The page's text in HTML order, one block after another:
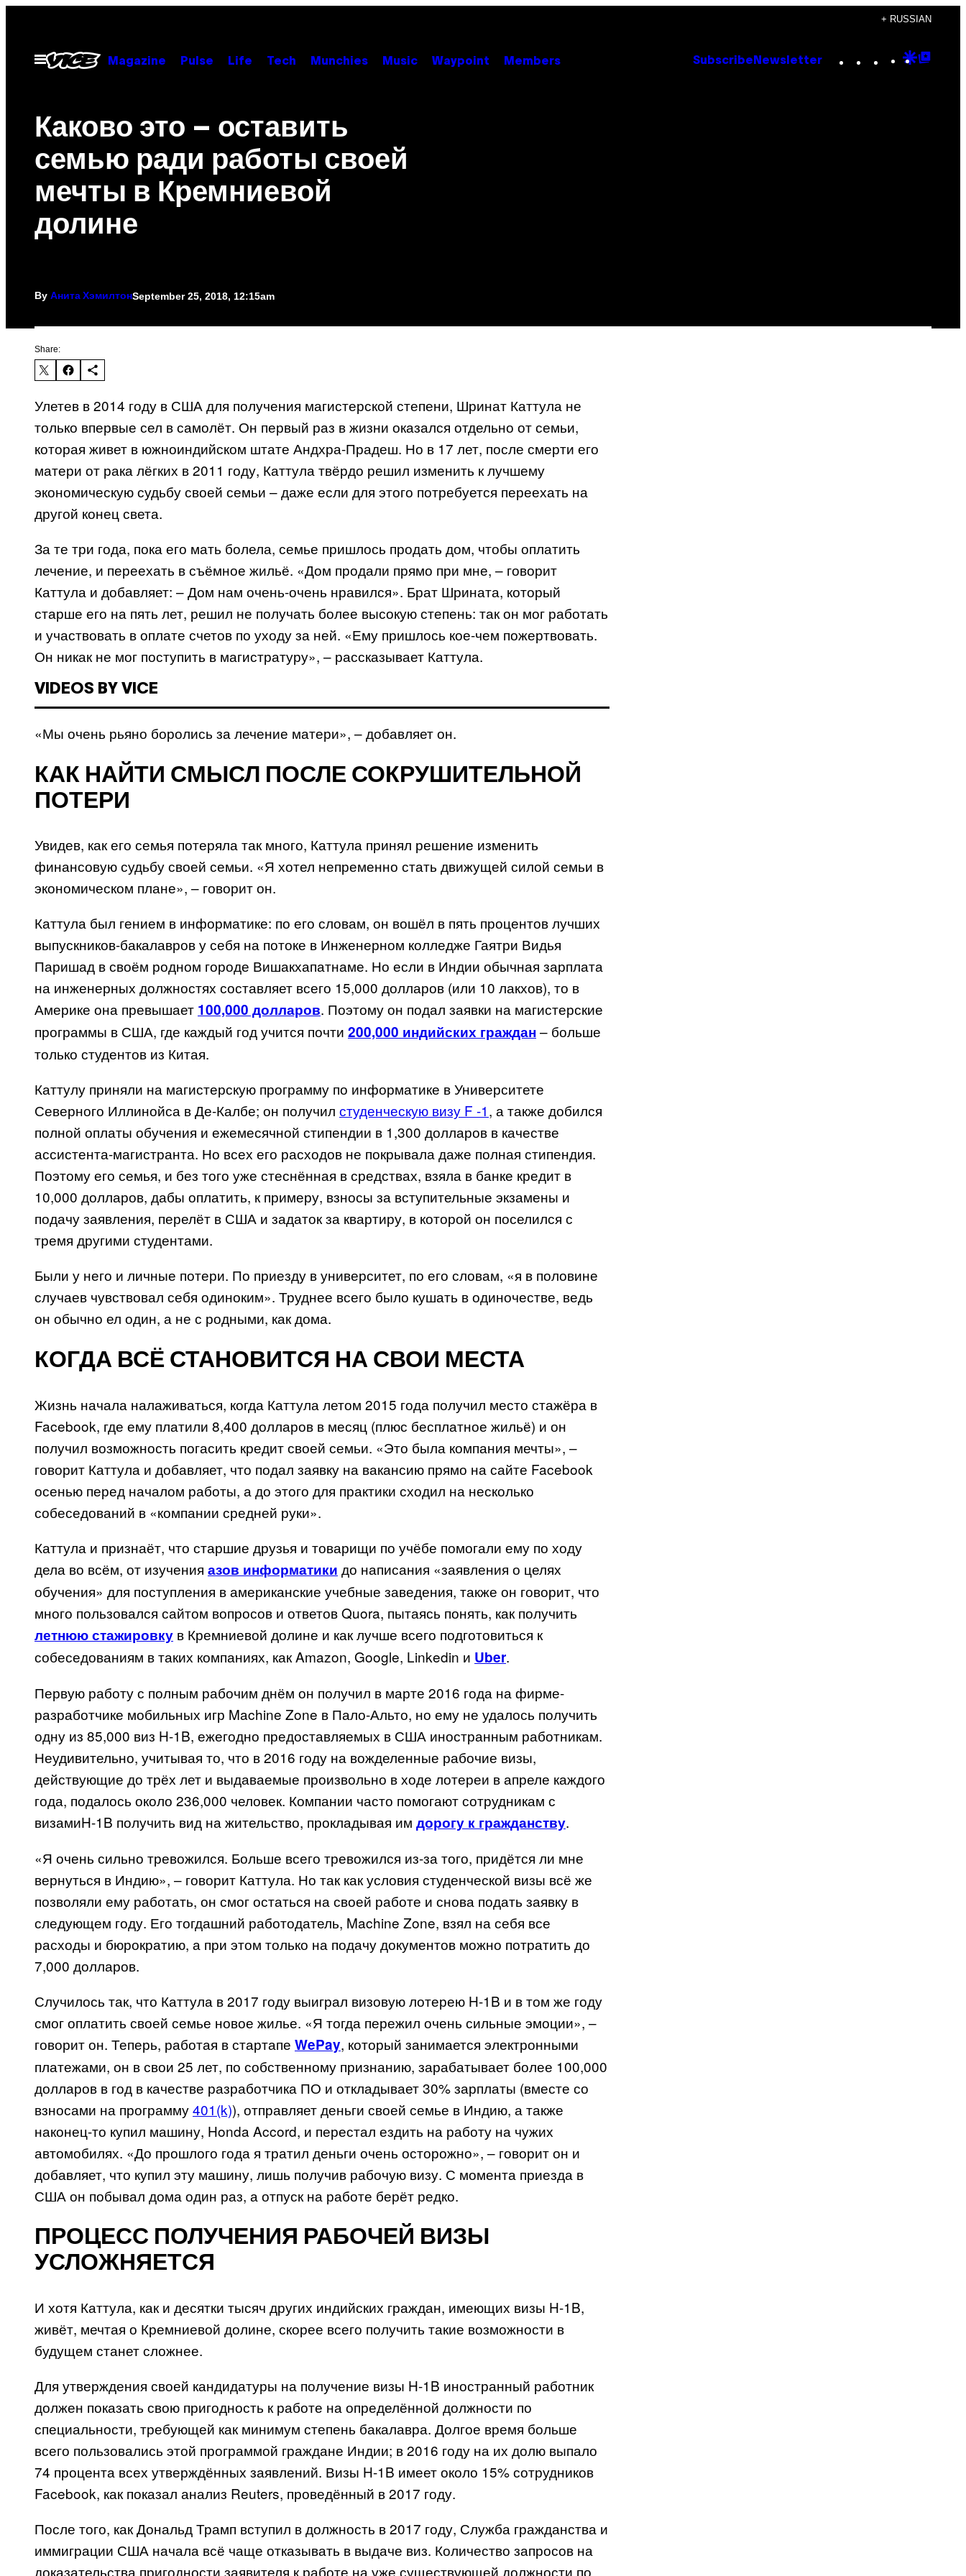
content
+ RUSSIAN
Open
Menu
Magazine Pulse Life Tech Munchies Music Waypoint Members Subscribe Newsletter Instagram
TikTok
YouTube
Google
Каково это – оставить
семью ради работы своей
мечты в Кремниевой
долине
By Анита ХэмилтонSeptember 25, 2018, 12:15am
Share:
Улетев в 2014 году в США для получения магистерской степени, Шринат Каттула не
только впервые сел в самолёт. Он первый раз в жизни оказался отдельно от семьи,
которая живет в южноиндийском штате Андхра-Прадеш. Но в 17 лет, после смерти его
матери от рака лёгких в 2011 году, Каттула твёрдо решил изменить к лучшему
экономическую судьбу своей семьи – даже если для этого потребуется переехать на
другой конец света.
За те три года, пока его мать болела, семье пришлось продать дом, чтобы оплатить
лечение, и переехать в съёмное жильё. «Дом продали прямо при мне, – говорит
Каттула и добавляет: – Дом нам очень-очень нравился». Брат Шрината, который
старше его на пять лет, решил не получать более высокую степень: так он мог работать
и участвовать в оплате счетов по уходу за ней. «Ему пришлось кое-чем пожертвовать.
Он никак не мог поступить в магистратуру», – рассказывает Каттула.
VIDEOS BY VICE
«Мы очень рьяно боролись за лечение матери», – добавляет он.
КАК НАЙТИ СМЫСЛ ПОСЛЕ СОКРУШИТЕЛЬНОЙ
ПОТЕРИ
Увидев, как его семья потеряла так много, Каттула принял решение изменить
финансовую судьбу своей семьи. «Я хотел непременно стать движущей силой семьи в
экономическом плане», – говорит он.
Каттула был гением в информатике: по его словам, он вошёл в пять процентов лучших
выпускников-бакалавров у себя на потоке в Инженерном колледже Гаятри Видья
Паришад в своём родном городе Вишакхапатнаме. Но если в Индии обычная зарплата
на инженерных должностях составляет всего 15,000 долларов (или 10 лакхов), то в
Америке она превышает 100,000 долларов. Поэтому он подал заявки на магистерские
программы в США, где каждый год учится почти 200,000 индийских граждан– больше
только студентов из Китая.
Каттулу приняли на магистерскую программу по информатике в Университете
Северного Иллинойса в Де-Калбе; он получил студенческую визу F -1, а также добился
полной оплаты обучения и ежемесячной стипендии в 1,300 долларов в качестве
ассистента-магистранта. Но всех его расходов не покрывала даже полная стипендия.
Поэтому его семья, и без того уже стеснённая в средствах, взяла в банке кредит в
10,000 долларов, дабы оплатить, к примеру, взносы за вступительные экзамены и
подачу заявления, перелёт в США и задаток за квартиру, в которой он поселился с
тремя другими студентами.
Были у него и личные потери. По приезду в университет, по его словам, «я в половине
случаев чувствовал себя одиноким». Труднее всего было кушать в одиночестве, ведь
он обычно ел один, а не с родными, как дома.
КОГДА ВСЁ СТАНОВИТСЯ НА СВОИ МЕСТА
Жизнь начала налаживаться, когда Каттула летом 2015 года получил место стажёра в
Facebook, где ему платили 8,400 долларов в месяц (плюс бесплатное жильё) и он
получил возможность погасить кредит своей семьи. «Это была компания мечты», –
говорит Каттула и добавляет, что подал заявку на вакансию прямо на сайте Facebook
осенью перед началом работы, а до этого для практики сходил на несколько
собеседований в «компании средней руки».
Каттула и признаёт, что старшие друзья и товарищи по учёбе помогали ему по ходу
дела во всём, от изучения азов информатики до написания «заявления о целях
обучения» для поступления в американские учебные заведения, также он говорит, что
много пользовался сайтом вопросов и ответов Quora, пытаясь понять, как получить
летнюю стажировку в Кремниевой долине и как лучше всего подготовиться к
собеседованиям в таких компаниях, как Amazon, Google, Linkedin и Uber.
Первую работу с полным рабочим днём он получил в марте 2016 года на фирме-
разработчике мобильных игр Machine Zone в Пало-Альто, но ему не удалось получить
одну из 85,000 виз H-1B, ежегодно предоставляемых в США иностранным работникам.
Неудивительно, учитывая то, что в 2016 году на вожделенные рабочие визы,
действующие до трёх лет и выдаваемые произвольно в ходе лотереи в апреле каждого
года, подалось около 236,000 человек. Компании часто помогают сотрудникам с
визамиH-1B получить вид на жительство, прокладывая им дорогу к гражданству.
«Я очень сильно тревожился. Больше всего тревожился из-за того, придётся ли мне
вернуться в Индию», – говорит Каттула. Но так как условия студенческой визы всё же
позволяли ему работать, он смог остаться на своей работе и снова подать заявку в
следующем году. Его тогдашний работодатель, Machine Zone, взял на себя все
расходы и бюрократию, а при этом только на подачу документов можно потратить до
7,000 долларов.
Случилось так, что Каттула в 2017 году выиграл визовую лотерею H-1B и в том же году
смог оплатить своей семье новое жилье. «Я тогда пережил очень сильные эмоции», –
говорит он. Теперь, работая в стартапе WePay, который занимается электронными
платежами, он в свои 25 лет, по собственному признанию, зарабатывает более 100,000
долларов в год в качестве разработчика ПО и откладывает 30% зарплаты (вместе со
взносами на программу401(k)), отправляет деньги своей семье в Индию, а также
наконец-то купил машину, Honda Accord, и перестал ездить на работу на чужих
автомобилях. «До прошлого года я тратил деньги очень осторожно», – говорит он и
добавляет, что купил эту машину, лишь получив рабочую визу. С момента приезда в
США он побывал дома один раз, а отпуск на работе берёт редко.
ПРОЦЕСС ПОЛУЧЕНИЯ РАБОЧЕЙ ВИЗЫ
УСЛОЖНЯЕТСЯ
И хотя Каттула, как и десятки тысяч других индийских граждан, имеющих визы H-1B,
живёт, мечтая о Кремниевой долине, скорее всего получить такие возможности в
будущем станет сложнее.
Для утверждения своей кандидатуры на получение визы H-1B иностранный работник
должен показать свою пригодность к работе на определённой должности по
специальности, требующей как минимум степень бакалавра. Долгое время больше
всего пользовались этой программой граждане Индии; в 2016 году на их долю выпало
74 процента всех утверждённых заявлений. Визы H-1B имеет около 15% сотрудников
Facebook, как показал анализ Reuters, проведённый в 2017 году.
После того, как Дональд Трамп вступил в должность в 2017 году, Служба гражданства и
иммиграции США начала всё чаще отказывать в выдаче виз. Количество запросов на
доказательства пригодности заявителя к работе на уже существующей должности по